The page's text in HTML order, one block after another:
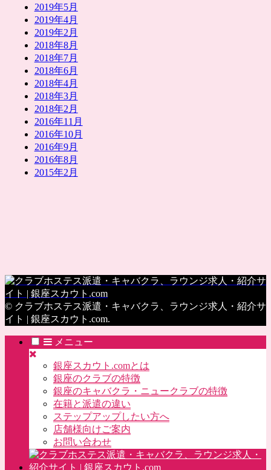
2019年5月
2019年4月
2019年2月
2018年8月
2018年7月
2018年6月
2018年4月
2018年3月
2018年2月
2016年11月
2016年10月
2016年9月
2016年8月
2015年2月
© クラブホステス派遣・キャバクラ、ラウンジ求人・紹介サ
イト | 銀座スカウト.com.
メニュー
銀座スカウト.comとは
銀座のクラブの特徴
銀座のキャバクラ・ニュークラブの特徴
在籍と派遣の違い
ステップアップしたい方へ
店舗様向けご案内
お問い合わせ